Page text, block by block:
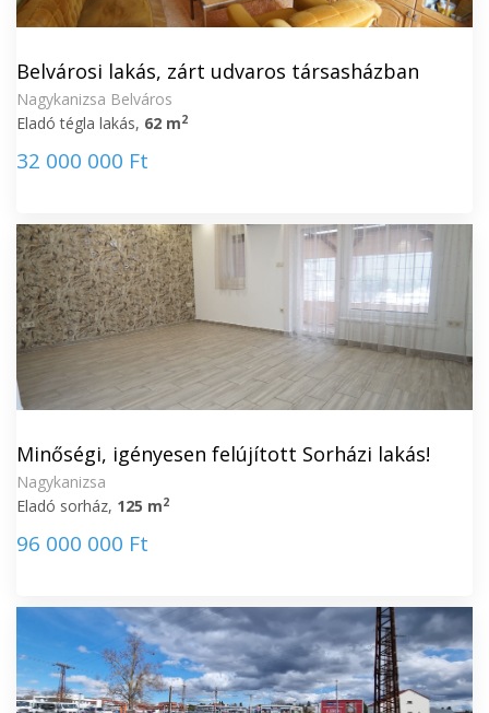
Belvárosi lakás, zárt udvaros társasházban
Nagykanizsa Belváros
Eladó tégla lakás, 62 m2
32 000 000 Ft
Minőségi, igényesen felújított Sorházi lakás!
Nagykanizsa
Eladó sorház, 125 m2
96 000 000 Ft